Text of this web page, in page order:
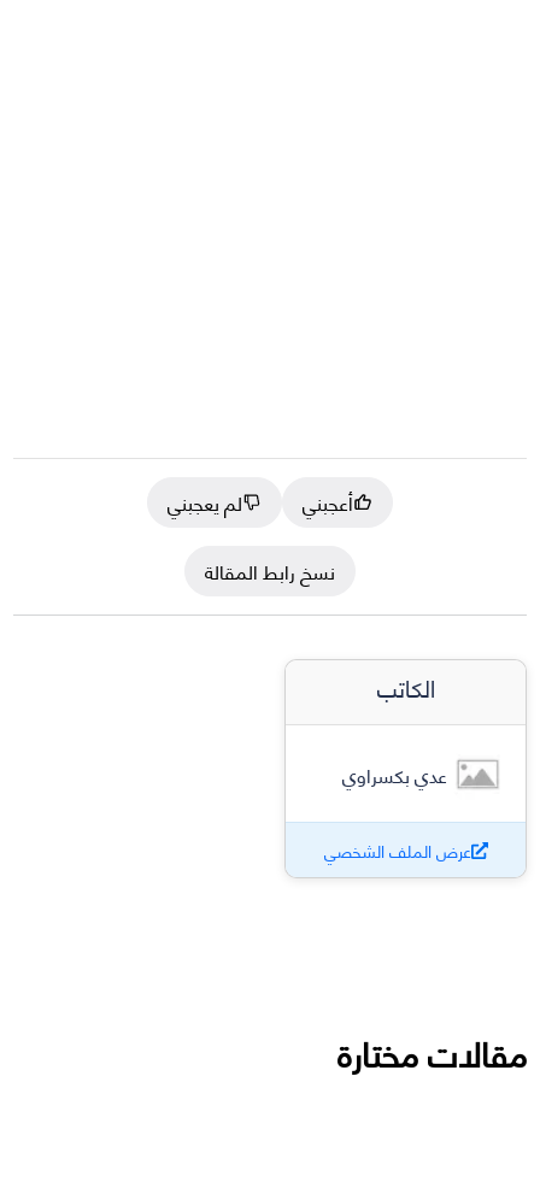
أعجبني
لم يعجبني
نسخ رابط المقالة
الكاتب
عدي بكسراوي
عرض الملف الشخصي
مقالات مختارة